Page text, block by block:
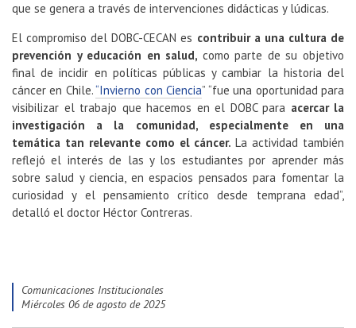
que se genera a través de intervenciones didácticas y lúdicas.
El compromiso del DOBC-CECAN es contribuir a una cultura de
prevención y educación en salud, como parte de su objetivo
final de incidir en políticas públicas y cambiar la historia del
cáncer en Chile.“Invierno con Ciencia” “fue una oportunidad para
visibilizar el trabajo que hacemos en el DOBC para acercar la
investigación a la comunidad, especialmente en una
temática tan relevante como el cáncer.La actividad también
reflejó el interés de las y los estudiantes por aprender más
sobre salud y ciencia, en espacios pensados para fomentar la
curiosidad y el pensamiento crítico desde temprana edad”,
detalló el doctor Héctor Contreras.
Comunicaciones Institucionales
miércoles 06 de agosto de 2025